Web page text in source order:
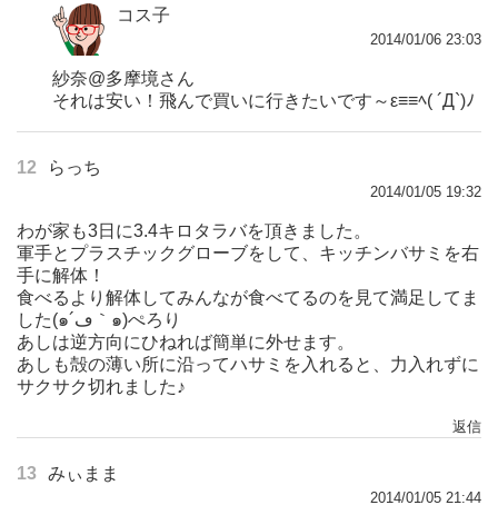
コス子
2014/01/06 23:03
紗奈@多摩境さん
それは安い！飛んで買いに行きたいです～ε≡≡ﾍ( ´Д`)ﾉ
12 らっち
2014/01/05 19:32
わが家も3日に3.4キロタラバを頂きました。
軍手とプラスチックグローブをして、キッチンバサミを右
手に解体！
食べるより解体してみんなが食べてるのを見て満足してま
した(๑´ڡ｀๑)ぺろり
あしは逆方向にひねれば簡単に外せます。
あしも殻の薄い所に沿ってハサミを入れると、力入れずに
サクサク切れました♪
返信
13 みぃまま
2014/01/05 21:44